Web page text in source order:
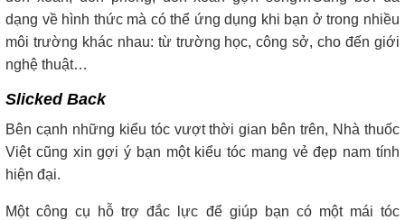
dạng về hình thức mà có thể ứng dụng khi bạn ở trong nhiều
môi trường khác nhau: từ trường học, công sở, cho đến giới
nghệ thuật…
Slicked Back
Bên cạnh những kiểu tóc vượt thời gian bên trên, Nhà thuốc
Việt cũng xin gợi ý bạn một kiểu tóc mang vẻ đẹp nam tính
hiện đại.
Một công cụ hỗ trợ đắc lực để giúp bạn có một mái tóc